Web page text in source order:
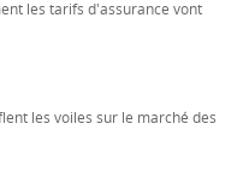
les tarifs d'assurance vont
les voiles sur le marché des